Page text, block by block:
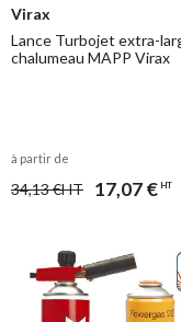
Virax
Lance Turbojet extra-
chalumeau MAPP Virax
à partir de
34,13 €HT 17,07 € HT